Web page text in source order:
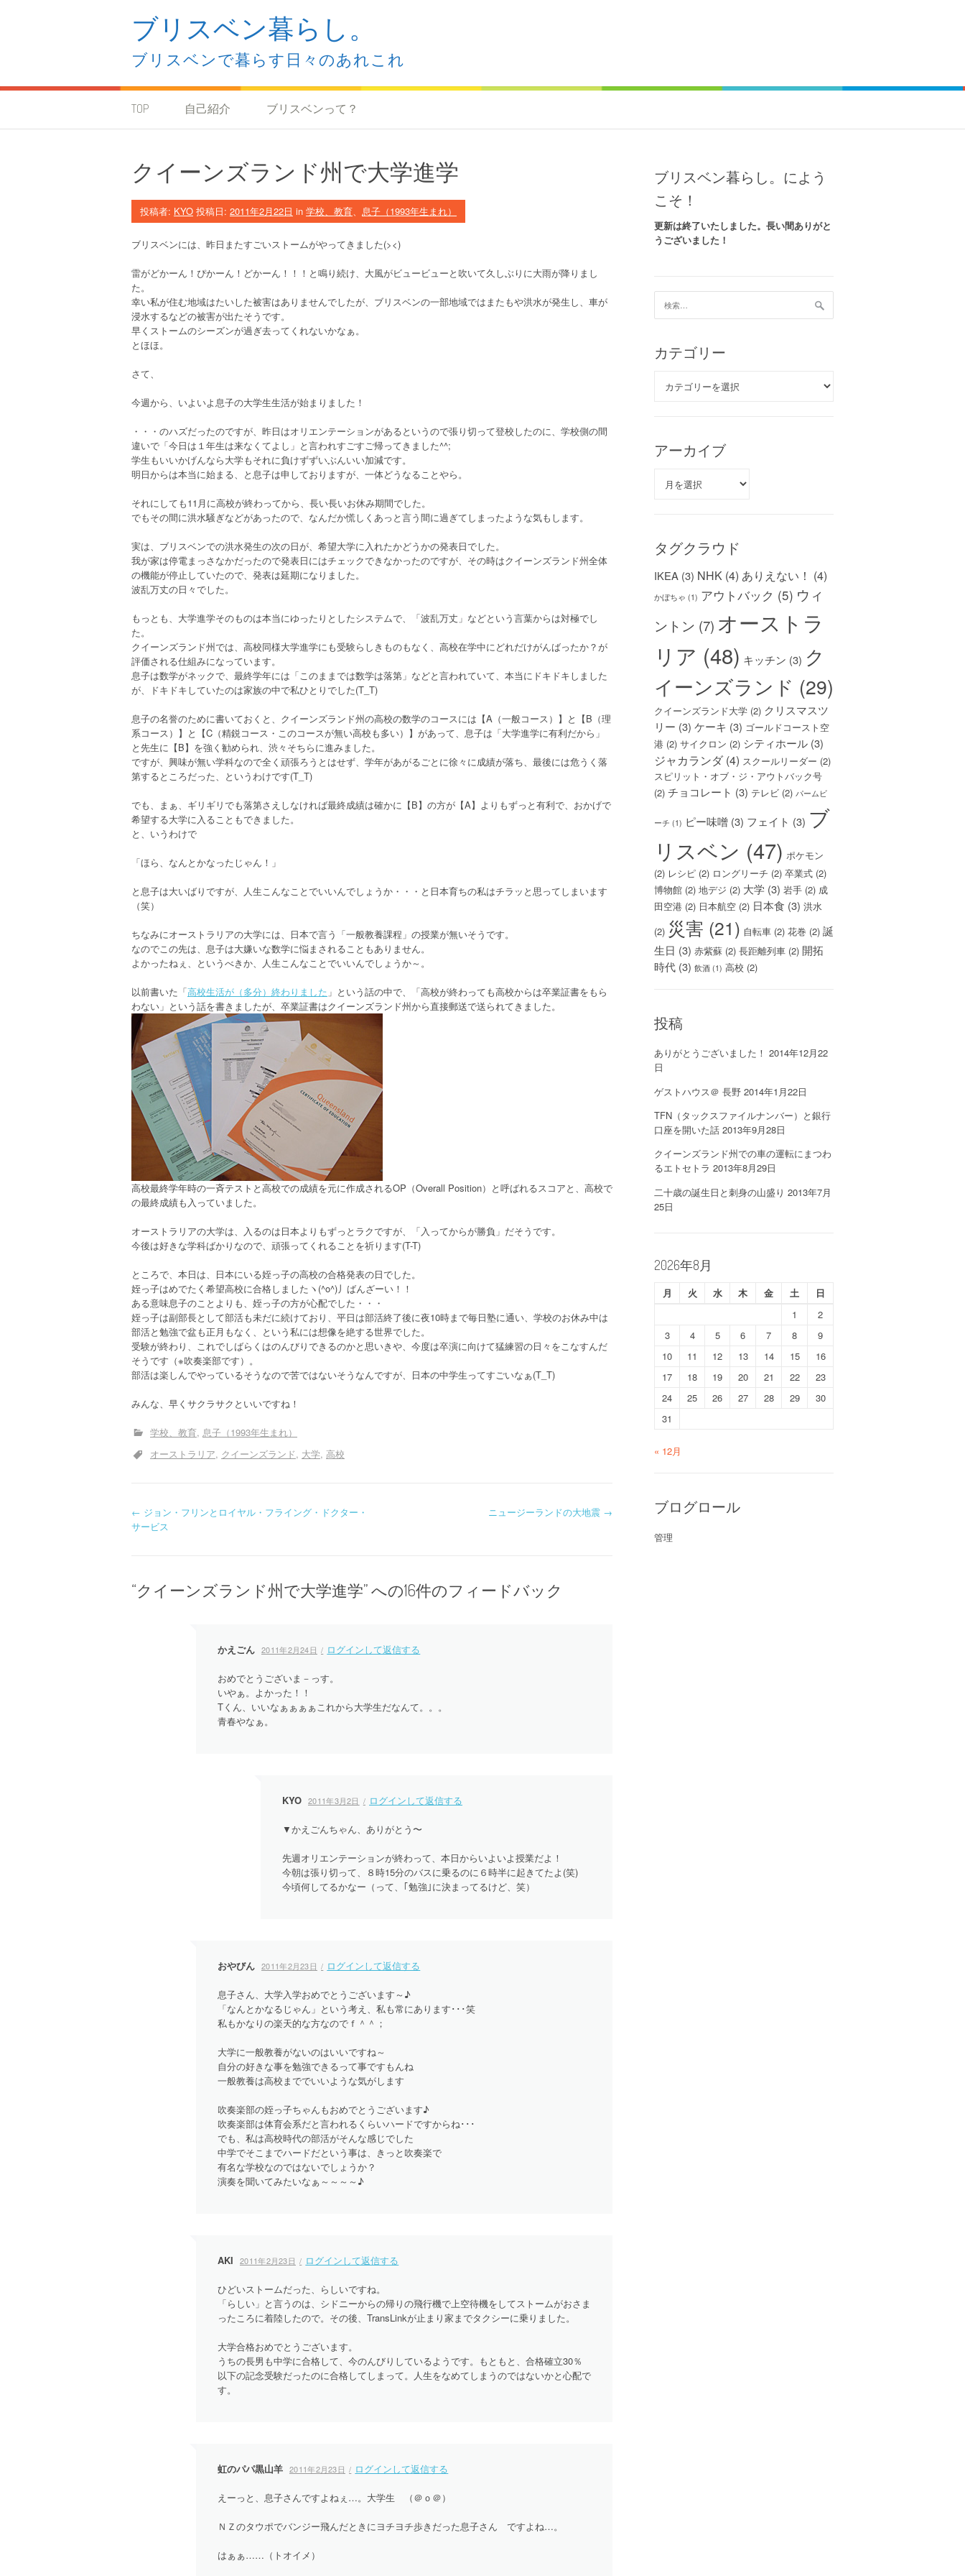
ス
ブリスベン暮らし。
ブリスベンで暮らす日々のあれこれ
TOP 自己紹介 ブリスベンって？
クイーンズランド州で大学進学
投稿者: KYO 投稿日: 2011年2月22日 in 学校、教育 息子（1993年生まれ）
ブリスベンには、昨日またすごいストームがやってきました(><)
雷がどかーん！ぴかーん！どかーん！！！と鳴り続け、大風がビュービューと吹いて久しぶりに大雨が降りまし
た。
幸い私が住む地域はたいした被害はありませんでしたが、ブリスベンの一部地域ではまたもや洪水が発生し、車が
浸水するなどの被害が出たそうです。
早くストームのシーズンが過ぎ去ってくれないかなぁ。
とほほ。
さて、
今週から、いよいよ息子の大学生生活が始まりました！
・・・のハズだったのですが、昨日はオリエンテーションがあるというので張り切って登校したのに、学校側の間
違いで「今日は１年生は来なくてよし」と言われすごすご帰ってきました^^;
学生もいいかげんなら大学もそれに負けずずいぶんいい加減です。
明日からは本当に始まる、と息子は申しておりますが、一体どうなることやら。
それにしても11月に高校が終わってから、長い長いお休み期間でした。
でもその間に洪水騒ぎなどがあったので、なんだか慌しくあっと言う間に過ぎてしまったような気もします。
実は、ブリスベンでの洪水発生の次の日が、希望大学に入れたかどうかの発表日でした。
我が家は停電まっさなかだったので発表日にはチェックできなかったのですが、その時はクイーンズランド州全体
の機能が停止していたので、発表は延期になりました。
波乱万丈の日々でした。
もっとも、大学進学そのものは本当にゆったりとしたシステムで、「波乱万丈」などという言葉からは対極でし
た。
クイーンズランド州では、高校同様大学進学にも受験らしきものもなく、高校在学中にどれだけがんばったか？が
評価される仕組みになっています。
息子は数学がネックで、最終学年には「このままでは数学は落第」などと言われていて、本当にドキドキしました
が、ドキドキしていたのは家族の中で私ひとりでした(T_T)
息子の名誉のために書いておくと、クイーンズランド州の高校の数学のコースには【A（一般コース）】と【B（理
系コース）】と【C（精鋭コース・このコースが無い高校も多い）】があって、息子は「大学進学に有利だから」
と先生に【B】を強く勧められ、渋々そちらに進みました。
ですが、興味が無い学科なので全く頑張ろうとはせず、学年があがるごとに徐々に成績が落ち、最後には危うく落
第するところだった、というわけです(T_T)
でも、まぁ、ギリギリでも落第さえしなければ最終成績は確かに【B】の方が【A】よりもずっと有利で、おかげで
希望する大学に入ることもできました。
と、いうわけで
「ほら、なんとかなったじゃん！」
と息子は大いばりですが、人生こんなことでいいんでしょうか・・・と日本育ちの私はチラッと思ってしまいます
（笑）
ちなみにオーストラリアの大学には、日本で言う「一般教養課程」の授業が無いそうです。
なのでこの先は、息子は大嫌いな数学に悩まされることもありません。
よかったねぇ、というべきか、人生こんなことでいいんでしょうか～。
以前書いた「高校生活が（多分）終わりました 」という話の中で、「高校が終わっても高校からは卒業証書をもら
わない」という話を書きましたが、卒業証書はクイーンズランド州から直接郵送で送られてきました。
高校最終学年時の一斉テストと高校での成績を元に作成されるOP（Overall Position）と呼ばれるスコアと、高校で
の最終成績も入っていました。
オーストラリアの大学は、入るのは日本よりもずっとラクですが、「入ってからが勝負」だそうです。
今後は好きな学科ばかりなので、頑張ってくれることを祈ります(T-T)
ところで、本日は、日本にいる姪っ子の高校の合格発表の日でした。
姪っ子はめでたく希望高校に合格しましたヽ(^o^)丿ばんざーい！！
ある意味息子のことよりも、姪っ子の方が心配でした・・・
姪っ子は副部長として部活も未だに続けており、平日は部活終了後に夜10時まで毎日塾に通い、学校のお休み中は
部活と勉強で盆も正月もなく、という私には想像を絶する世界でした。
受験が終わり、これでしばらくはのんびりできるのかと思いきや、今度は卒演に向けて猛練習の日々をこなすんだ
そうです（※吹奏楽部です）。
部活は楽しんでやっているそうなので苦ではないそうなんですが、日本の中学生ってすごいなぁ(T_T)
みんな、早くサクラサクといいですね！
学校、教育 息子（1993年生まれ）
オーストラリア クイーンズランド 大学 高校
投
ビ
← ジョン・フリンとロイヤル・フライング・ドクター・
サービス
ニュージーランドの大地震 →
“クイーンズランド州で大学進学” への16件のフィードバック
かえごん 2011年2月24日 ログインして返信する
おめでとうございま－っす。
いやぁ。よかった！！
Tくん、いいなぁぁぁぁこれから大学生だなんて。。。
青春やなぁ。
KYO 2011年3月2日 ログインして返信する
▼かえごんちゃん、ありがとう〜
先週オリエンテーションが終わって、本日からいよいよ授業だよ！
今朝は張り切って、８時15分のバスに乗るのに６時半に起きてたよ(笑)
今頃何してるかなー（って、｢勉強｣に決まってるけど、笑）
おやびん 2011年2月23日 ログインして返信する
息子さん、大学入学おめでとうございます～♪
「なんとかなるじゃん」という考え、私も常にあります･･･笑
私もかなりの楽天的な方なのでｆ＾＾；
大学に一般教養がないのはいいですね～
自分の好きな事を勉強できるって事ですもんね
一般教養は高校まででいいような気がします
吹奏楽部の姪っ子ちゃんもおめでとうございます♪
吹奏楽部は体育会系だと言われるくらいハードですからね･･･
でも、私は高校時代の部活がそんな感じでした
中学でそこまでハードだという事は、きっと吹奏楽で
有名な学校なのではないでしょうか？
演奏を聞いてみたいなぁ～～～～♪
AKI 2011年2月23日 ログインして返信する
ひどいストームだった、らしいですね。
「らしい」と言うのは、シドニーからの帰りの飛行機で上空待機をしてストームがおさま
ったころに着陸したので。その後、TransLinkが止まり家までタクシーに乗りました。
大学合格おめでとうございます。
うちの長男も中学に合格して、今のんびりしているようです。もともと、合格確立30％
以下の記念受験だったのに合格してしまって。人生をなめてしまうのではないかと心配で
す。
虹のパパ黒山羊 2011年2月23日 ログインして返信する
えーっと、息子さんですよねぇ…。大学生 （＠ｏ＠）
ＮＺのタウポでバンジー飛んだときにヨチヨチ歩きだった息子さん ですよね…。
はぁぁ……（トオイメ）
ブリスベン暮らし。によう
こそ！
更新は終了いたしました。長い間ありがと
うございました！
索:
カテゴリー
アーカイブ
タグクラウド
IKEA (3) NHK (4) ありえない！ (4)
かぼちゃ (1) アウトバック (5) ウィ
ントン (7) オーストラ
リア (48) キッチン (3) ク
イーンズランド (29)
クイーンズランド大学 (2) クリスマスツ
リー (3) ケーキ (3) ゴールドコースト空
港 (2) サイクロン (2) シティホール (3)
ジャカランダ (4) スクールリーダー (2)
スピリット・オブ・ジ・アウトバック号
(2) チョコレート (3) テレビ (2) パームビ
ーチ (1) ピー味噌 (3) フェイト (3) ブ
リスベン (47) ポケモン
(2) レシピ (2) ロングリーチ (2) 卒業式 (2)
博物館 (2) 地デジ (2) 大学 (3) 岩手 (2) 成
田空港 (2) 日本航空 (2) 日本食 (3) 洪水
(2) 災害 (21) 自転車 (2) 花巻 (2) 誕
生日 (3) 赤紫蘇 (2) 長距離列車 (2) 開拓
時代 (3) 飲酒 (1) 高校 (2)
投稿
ありがとうございました！ 2014年12月22
日
ゲストハウス＠ 長野 2014年1月22日
TFN（タックスファイルナンバー）と銀行
口座を開いた話 2013年9月28日
クイーンズランド州での車の運転にまつわ
るエトセトラ 2013年8月29日
二十歳の誕生日と刺身の山盛り 2013年7月
25日
2026年8月
月 火 水 木 金 土
日
1
2
3
4 5 6 7 8
9
10
11 12 13 14 15
16
17
18 19 20 21 22
23
24
25 26 27 28 29
30
31
« 12月
ブログロール
管理